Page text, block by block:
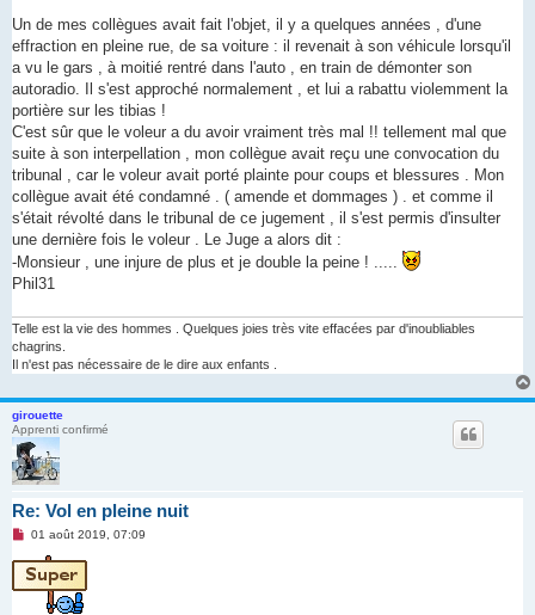
Un de mes collègues avait fait l'objet, il y a quelques années , d'une
effraction en pleine rue, de sa voiture : il revenait à son véhicule lorsqu'il
a vu le gars , à moitié rentré dans l'auto , en train de démonter son
autoradio. Il s'est approché normalement , et lui a rabattu violemment la
portière sur les tibias !
C'est sûr que le voleur a du avoir vraiment très mal !! tellement mal que
suite à son interpellation , mon collègue avait reçu une convocation du
tribunal , car le voleur avait porté plainte pour coups et blessures . Mon
collègue avait été condamné . ( amende et dommages ) . et comme il
s'était révolté dans le tribunal de ce jugement , il s'est permis d'insulter
une dernière fois le voleur . Le Juge a alors dit :
-Monsieur , une injure de plus et je double la peine ! .....
Phil31
Telle est la vie des hommes . Quelques joies très vite effacées par d'inoubliables
chagrins.
Il n'est pas nécessaire de le dire aux enfants .
girouette
Apprenti confirmé
Re: Vol en pleine nuit
M
s
s
a
01 août 2019, 07:09